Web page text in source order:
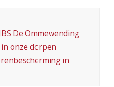
De Ommewending
in onze dorpen
in